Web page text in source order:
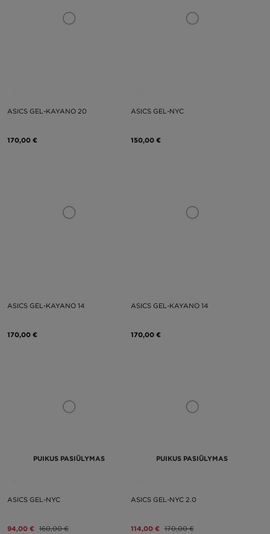
ASICS GEL-KAYANO 20
170,00 €
ASICS GEL-NYC
150,00 €
ASICS GEL-KAYANO 14
170,00 €
ASICS GEL-KAYANO 14
170,00 €
PUIKUS PASIŪLYMAS
ASICS GEL-NYC
94,00 € 160,00 €
PUIKUS PASIŪLYMAS
ASICS GEL-NYC 2.0
114,00 € 170,00 €